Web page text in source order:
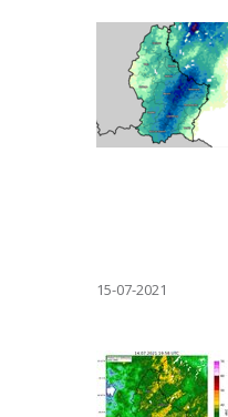
15-07-2021